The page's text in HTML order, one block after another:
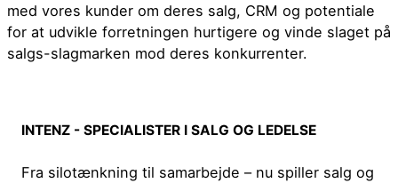
med vores kunder om deres salg, CRM og potentiale
for at udvikle forretningen hurtigere og vinde slaget på
salgs-slagmarken mod deres konkurrenter.
INTENZ - SPECIALISTER I SALG OG LEDELSE
Fra silotænkning til samarbejde – nu spiller salg og